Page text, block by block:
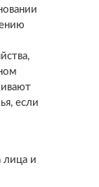
если
лица и